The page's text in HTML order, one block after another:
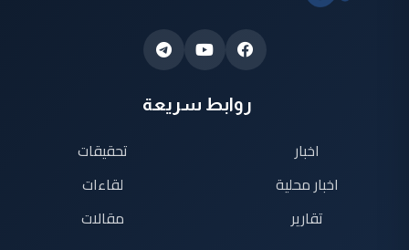
روابط سريعة
اخبار
اخبار محلية
تقارير
تحقيقات
لقاءات
مقالات